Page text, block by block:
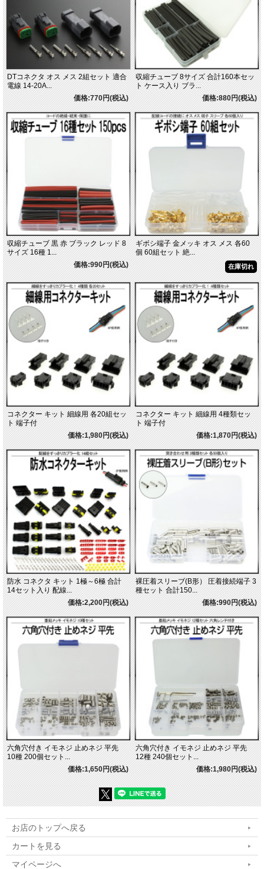
DTコネクタ オス メス 2組セット 適合
電線 14-20A...
価格:770円(税込)
収縮チューブ 8サイズ 合計160本セッ
ト ケース入り ブラ...
価格:880円(税込)
収縮チューブ 黒 赤 ブラック レッド 8
サイズ 16種 1...
価格:990円(税込)
ギボシ端子 金メッキ オス メス 各60
個 60組セット 絶...
在庫切れ
コネクター キット 細線用 各20組セッ
ト 端子付
価格:1,980円(税込)
コネクター キット 細線用 4種類セッ
ト 端子付
価格:1,870円(税込)
防水 コネクタ キット 1極～6極 合計
14セット入り 配線...
価格:2,200円(税込)
裸圧着スリーブ(B形） 圧着接続端子 3
種セット 合計150...
価格:990円(税込)
六角穴付き イモネジ 止めネジ 平先
10種 200個セット...
価格:1,650円(税込)
六角穴付き イモネジ 止めネジ 平先
12種 240個セット...
価格:1,980円(税込)
お店のトップへ戻る
カートを見る
マイページへ